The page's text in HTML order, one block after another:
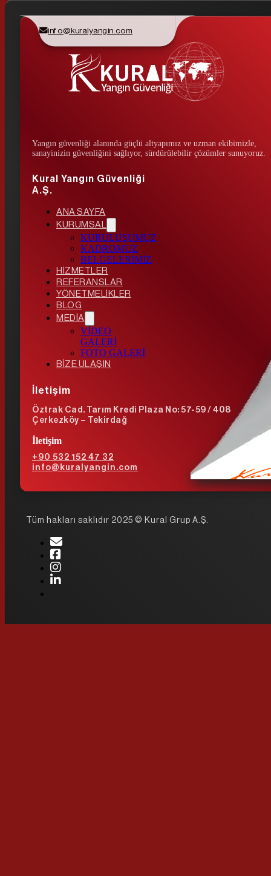
info@kuralyangin.com
Yangın güvenliği alanında güçlü altyapımız ve uzman ekibimizle,
sanayinizin güvenliğini sağlıyor, sürdürülebilir çözümler sunuyoruz.
Kural Yangın Güvenliği
A.Ş.
ANA SAYFA
KURUMSAL
KURULUŞUMUZ
KADROMUZ
BELGELERİMİZ
HİZMETLER
REFERANSLAR
YÖNETMELİKLER
BLOG
MEDİA
VİDEO
GALERİ
FOTO GALERİ
BİZE ULAŞIN
İletişim
Öztrak Cad. Tarım Kredi Plaza No: 57-59 / 408
Çerkezköy – Tekirdağ
İletişim
+90 532 152 47 32
info@kuralyangin.com
Tüm hakları saklıdır 2025 © Kural Grup A.Ş.